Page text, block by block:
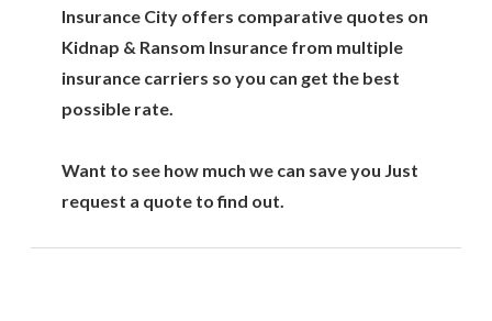
Insurance City offers comparative quotes on
Kidnap & Ransom Insurance from multiple
insurance carriers so you can get the best
possible rate.
Want to see how much we can save you Just
request a quote to find out.